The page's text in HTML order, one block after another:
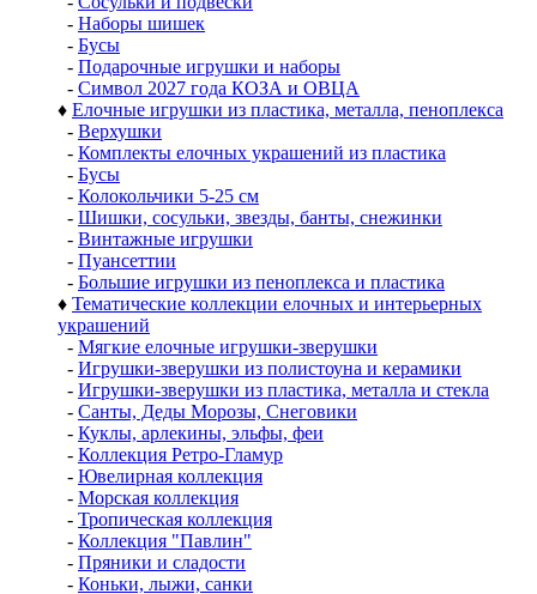
- Наборы шишек
- Бусы
- Подарочные игрушки и наборы
- Символ 2027 года КОЗА и ОВЦА
♦ Елочные игрушки из пластика, металла, пеноплекса
- Верхушки
- Комплекты елочных украшений из пластика
- Бусы
- Колокольчики 5-25 см
- Шишки, сосульки, звезды, банты, снежинки
- Винтажные игрушки
- Пуансеттии
- Большие игрушки из пеноплекса и пластика
♦ Тематические коллекции елочных и интерьерных
украшений
- Мягкие елочные игрушки-зверушки
- Игрушки-зверушки из полистоуна и керамики
- Игрушки-зверушки из пластика, металла и стекла
- Санты, Деды Морозы, Снеговики
- Куклы, арлекины, эльфы, феи
- Коллекция Ретро-Гламур
- Ювелирная коллекция
- Морская коллекция
- Тропическая коллекция
- Коллекция "Павлин"
- Пряники и сладости
- Коньки, лыжи, санки